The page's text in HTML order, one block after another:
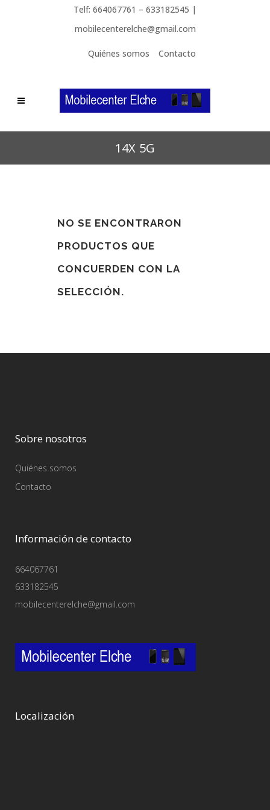
Telf: 664067761 – 633182545 |
mobilecenterelche@gmail.com
Quiénes somos Contacto
14X 5G
NO SE ENCONTRARON
PRODUCTOS QUE
CONCUERDEN CON LA
SELECCIÓN.
Sobre nosotros
Quiénes somos
Contacto
Información de contacto
664067761
633182545
mobilecenterelche@gmail.com
Localización